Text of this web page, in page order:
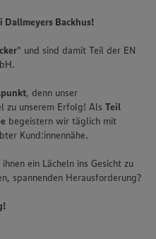
Backhus!
" und sind damit Teil der EN
, denn unser
zu unserem Erfolg! Als Teil
begeistern wir täglich mit
Kund:innennähe.
ein Lächeln ins Gesicht zu
spannenden Herausforderung?